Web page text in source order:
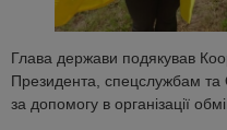
Глава держави подякував
Президента, спецслужбам
за допомогу в організації